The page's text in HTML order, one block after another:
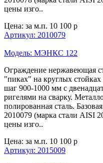
цены изго..
Цена: за м.п. 10 100 р
Артикул: 2010079
Модель: МЭНКС 122
Ограждение нержавеющая
"пиках" на круглых
шаг 900-1000 мм с
ригелями на сварку.
полированная сталь.
2010079 (марка стали AISI
цены изго..
Цена: за м.п. 10 100 р
Артикул: 2015009